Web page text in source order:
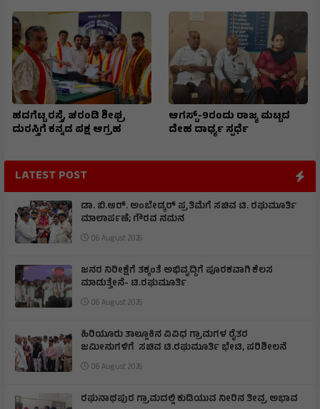
ಹದಗೆಟ್ಟ ರಸ್ತೆ, ಚರಂಡಿ ಶೀಘ್ರ
ದುರಸ್ತಿಗೆ ಕನ್ನಡ ಪಕ್ಷ ಆಗ್ರಹ
ಆಗಸ್ಟ್-9ರಂದು ರಾಜ್ಯ ಮಟ್ಟದ
ದೇಹ ದಾರ್ಢ್ಯ ಸ್ಪರ್ಧೆ
LATEST POST
ಡಾ. ಬಿ.ಆರ್. ಅಂಬೇಡ್ಕರ್ ಪ್ರತಿಮೆಗೆ ಸಚಿವ ಟಿ. ರಘುಮೂರ್ತಿ
ಮಾಲಾರ್ಪಣೆ; ಗೌರವ ನಮನ
06 August 2026
ಜನರ ನಿರೀಕ್ಷೆಗೆ ತಕ್ಕಂತೆ ಅಭಿವೃದ್ದಿಗೆ ಪೂರಕವಾಗಿ ಕೆಲಸ
ಮಾಡುತ್ತೇನೆ- ಟಿ.ರಘುಮೂರ್ತಿ
06 August 2026
ಹಿರಿಯೂರು ತಾಲ್ಲೂಕಿನ ವಿವಿಧ ಗ್ರಾಮಗಳ ರೈತರ
ಜಮೀನುಗಳಿಗೆ ಸಚಿವ ಟಿ.ರಘುಮೂರ್ತಿ ಭೇಟಿ, ಪರಿಶೀಲನೆ
06 August 2026
ರಘುನಾಥಪುರ ಗ್ರಾಮದಲ್ಲಿ ಕುಡಿಯುವ ನೀರಿನ ತೀವ್ರ ಅಭಾವ